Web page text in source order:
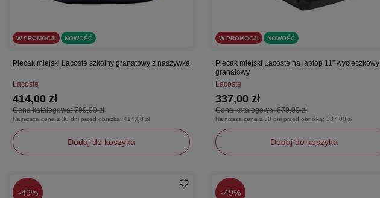
W PROMOCJI NOWOŚĆ
Plecak miejski Lacoste szkolny granatowy z naszywką
Lacoste
Cena katalogowa:799,00 zł
414,00 zł
Najniższa cena z 30 dni przed obniżką: 414,00 zł
Dodaj do koszyka
uniwersalny
W PROMOCJI NOWOŚĆ
Plecak miejski Lacoste na laptop 11” wycieczkowy
granatowy
Lacoste
Cena katalogowa:679,00 zł
337,00 zł
Najniższa cena z 30 dni przed obniżką: 337,00 zł
Dodaj do koszyka
uniwersalny
-49% -49%